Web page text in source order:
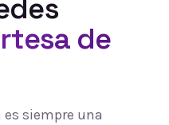
de
es siempre una